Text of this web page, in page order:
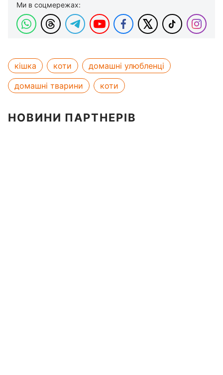
Ми в соцмережах:
кішка коти
домашні улюбленці
домашні тварини
коти
НОВИНИ ПАРТНЕРІВ